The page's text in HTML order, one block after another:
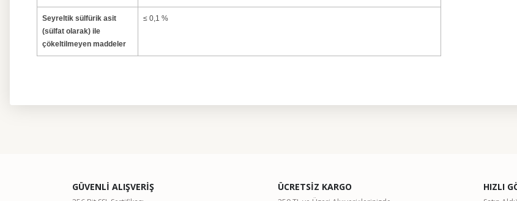
Seyreltik sülfürik asit
(sülfat olarak) ile
çökeltilmeyen maddeler
≤ 0,1 %
Ürün açıklamasında eksik bilgiler bulunuyor.
GÜVENLİ ALIŞVERİŞ ÜCRETSİZ KARGO HIZLI